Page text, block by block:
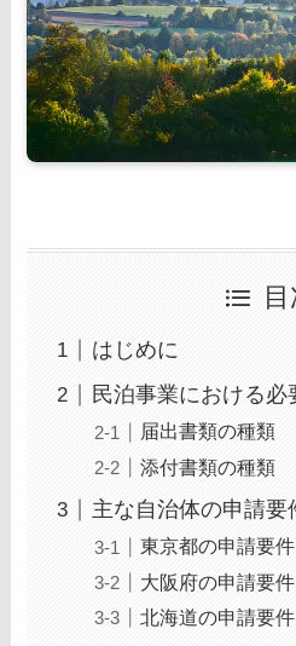
はじめに
民泊事業における必
届出書類の種類
添付書類の種類
主な自治体の申請要
東京都の申請要件
大阪府の申請要件
北海道の申請要件